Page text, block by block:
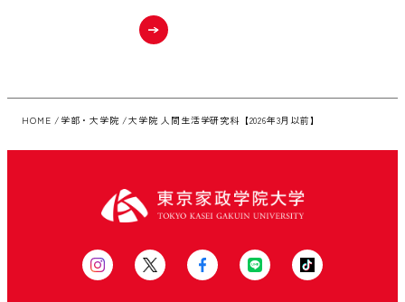
HOME 学部・大学院 大学院 人間生活学研究科【2026年3月以前】